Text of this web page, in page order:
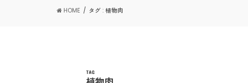
HOME タグ : 植物肉
TAG